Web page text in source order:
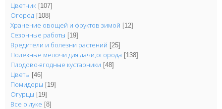
Цветник [107]
Огород [108]
Хранение овощей и фруктов зимой [12]
Сезонные работы [19]
Вредители и болезни растений [25]
Полезные мелочи для дачи,огорода [138]
Плодово-ягодные кустарники [48]
Цветы [46]
Помидоры [19]
Огурцы [19]
Все о луке [8]